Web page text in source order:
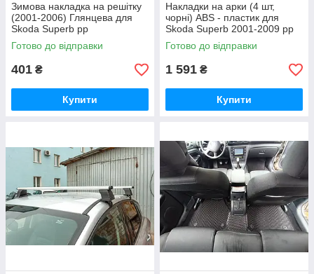
Зимова накладка на решітку
(2001-2006) Глянцева для
Skoda Superb рр
Готово до відправки
401 ₴
Купити
Накладки на арки (4 шт,
чорні) ABS - пластик для
Skoda Superb 2001-2009 рр
Готово до відправки
1 591 ₴
Купити